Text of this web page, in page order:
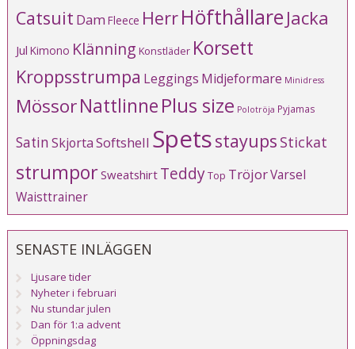
Catsuit Dam Fleece HerrHöfthållare Jacka
Jul Kimono Klänning Konstläder Korsett
Kroppsstrumpa Leggings Midjeformare Minidress
MössorNattlinnePlus size Polotröja Pyjamas
SatinSkjortaSoftshell Spetsstayups Stickat
strumporSweatshirt TeddyTop TröjorVarsel
Waisttrainer
SENASTE INLÄGGEN
Ljusare tider
Nyheter i februari
Nu stundar julen
Dan för 1:a advent
Öppningsdag